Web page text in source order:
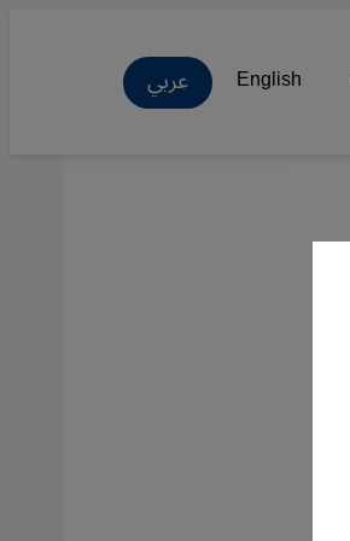
English عربي